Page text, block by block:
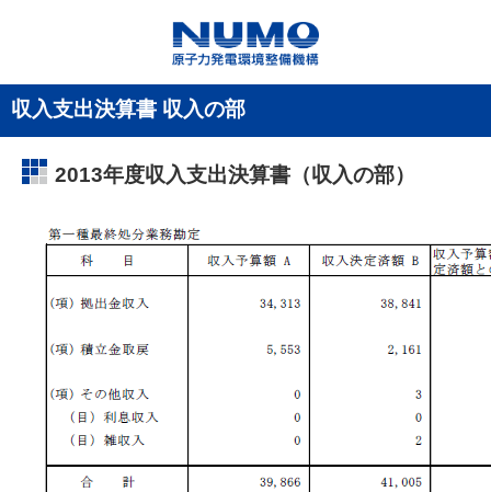
収入支出決算書 収入の部
2013年度収入支出決算書（収入の部）